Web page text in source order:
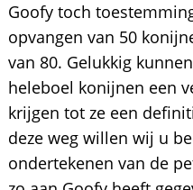
Goofy toch
opvangen van 50
van 80. Gelukkig
heleboel konijnen een
krijgen tot ze een
deze weg willen wij u
ondertekenen van de